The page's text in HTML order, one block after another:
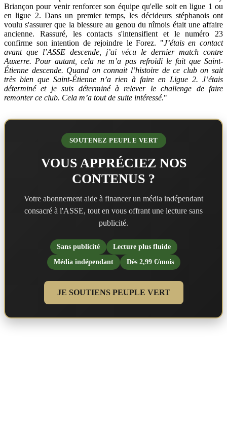
Briançon pour venir renforcer son équipe qu'elle soit en ligue 1 ou
en ligue 2. Dans un premier temps, les décideurs stéphanois ont
voulu s'assurer que la blessure au genou du nîmois était une affaire
ancienne. Rassuré, les contacts s'intensifient et le numéro 23
confirme son intention de rejoindre le Forez. "J’étais en contact
avant que l’ASSE descende, j’ai vécu le dernier match contre
Auxerre. Pour autant, cela ne m’a pas refroidi le fait que Saint-
Étienne descende. Quand on connait l’histoire de ce club on sait
très bien que Saint-Étienne n’a rien à faire en Ligue 2. J’étais
déterminé et je suis déterminé à relever le challenge de faire
remonter ce club. Cela m’a tout de suite intéressé."
SOUTENEZ PEUPLE VERT
VOUS APPRÉCIEZ NOS
CONTENUS ?
Votre abonnement aide à financer un média indépendant
consacré à l'ASSE, tout en vous offrant une lecture sans
publicité.
Sans publicité
Lecture plus fluide
Média indépendant
Dès 2,99 €/mois
JE SOUTIENS PEUPLE VERT